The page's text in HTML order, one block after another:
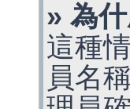
» 為
這種
員名